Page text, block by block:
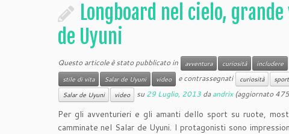
Longboard nel cielo,
de Uyuni
Questo articole è stato pubblicato in avventura curiosità includere
stile di vita
Salar de Uyuni video e contrassegnati curiosità sport
Salar de Uyuni
video su29 Luglio, 2013 daandrix(aggiornato
Per gli avventurieri e gli amanti dello sport su ruote,
camminate nel Salar de Uyuni. I protagonisti sono